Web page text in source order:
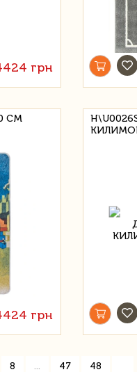
грн
СМ
грн
8 ... 47 48